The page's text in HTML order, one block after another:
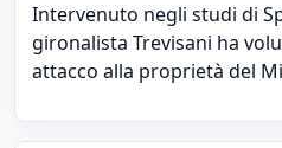
Intervenuto negli studi di
gironalista Trevisani ha
attacco alla proprietà del